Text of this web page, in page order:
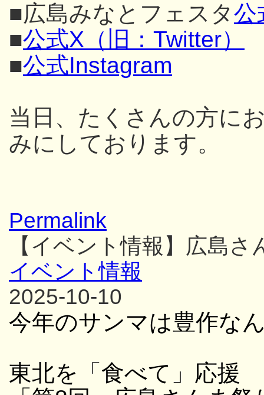
■広島みなとフェスタ公
■公式X（旧：Twitter）
■公式Instagram
当日、たくさんの方に
みにしております。
Permalink
【イベント情報】広島さ
イベント情報
2025-10-10
今年のサンマは豊作な
東北を「食べて」応援